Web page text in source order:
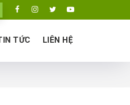
TỨC LIÊN HỆ